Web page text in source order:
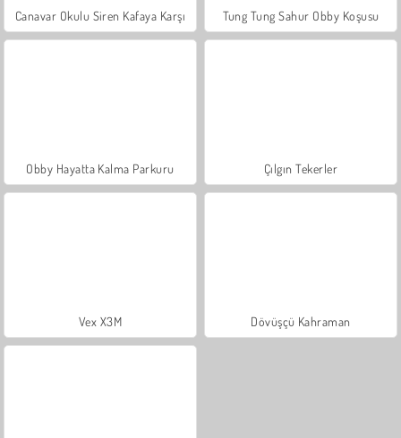
Canavar Okulu Siren Kafaya Karşı Tung Tung Sahur Obby Koşusu
Obby Hayatta Kalma Parkuru Çılgın Tekerler
Vex X3M Dövüşçü Kahraman